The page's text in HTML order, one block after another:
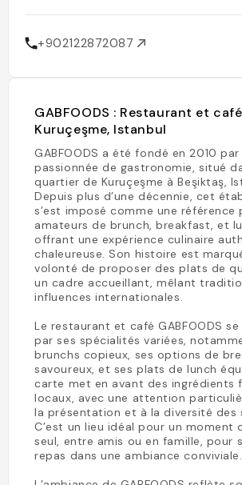
+902122872087
GABFOODS : Restaurant et
Kuruçeşme, Istanbul
GABFOODS a été fondé en 2010
passionnée de gastronomie, situé
quartier de Kuruçeşme à Beşiktaş,
Depuis plus d’une décennie, cet
s’est imposé comme une référence
amateurs de brunch, breakfast, et
offrant une expérience culinaire
chaleureuse. Son histoire est
volonté de proposer des plats de
un cadre accueillant, mêlant
influences internationales.
Le restaurant et café GABFOODS
par ses spécialités variées,
brunchs copieux, ses options de
savoureux, et ses plats de lunch
carte met en avant des ingrédients
locaux, avec une attention
la présentation et à la diversité des
C’est un lieu idéal pour un moment
seul, entre amis ou en famille, pour
repas dans une ambiance conviviale.